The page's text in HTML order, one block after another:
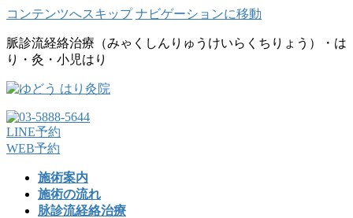
コンテンツへスキップ ナビゲーションに移動
脈診流経絡治療（みゃくしんりゅうけいらくちりょう）・は
り・灸・小児はり
LINE予約
WEB予約
施術案内
施術の流れ
脉診流経絡治療